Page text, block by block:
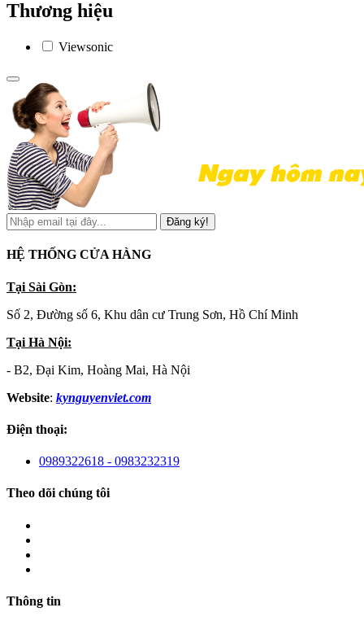
Thương hiệu
Viewsonic
Đăng ký!
HỆ THỐNG CỬA HÀNG
Tại Sài Gòn:
Số 2, Đường số 6, Khu dân cư Trung Sơn, Hồ Chí Minh
Tại Hà Nội:
- B2, Đại Kim, Hoàng Mai, Hà Nội
Website: kynguyenviet.com
Điện thoại:
0989322618 - 0983232319
Theo dõi chúng tôi
Thông tin